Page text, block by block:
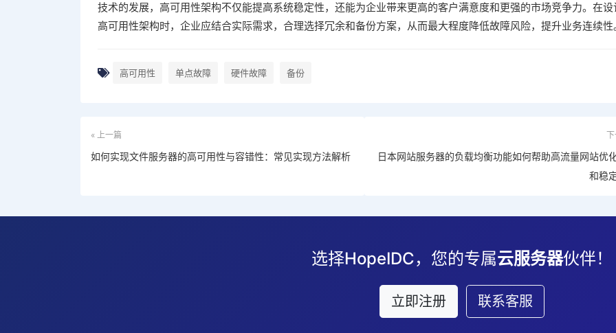
技术的发展，高可用性架构不仅能提高系统稳定性，还能为企业带来更高的客户满意度和更强的市场竞争力。在设
高可用性架构时，企业应结合实际需求，合理选择冗余和备份方案，从而最大程度降低故障风险，提升业务连续性
高可用性 单点故障 硬件故障 备份
« 上一篇
如何实现文件服务器的高可用性与容错性：常见实现方法解析
日本网站服务器的负载均衡功能如何帮助高流量网站优
和稳
选择HopeIDC，您的专属云服务器伙伴！
立即注册 联系客服